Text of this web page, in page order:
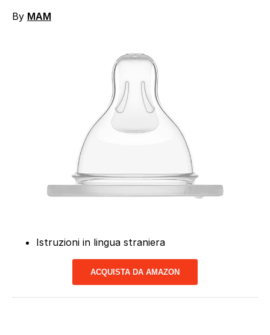
By MAM
Istruzioni in lingua straniera
ACQUISTA DA AMAZON